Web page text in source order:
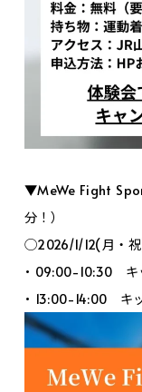
▼MeWe Fight
分！）
◯2026/1/12(月・
• 09:00-10:30 キ
• 13:00-14:00 キ